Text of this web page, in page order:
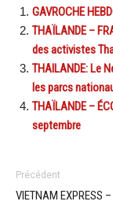
GAVROCHE
THAÏLANDE –
des activistes
THAILANDE: Le
les parcs
THAÏLANDE –
septembre
Précédent
VIETNAM EXPRESS